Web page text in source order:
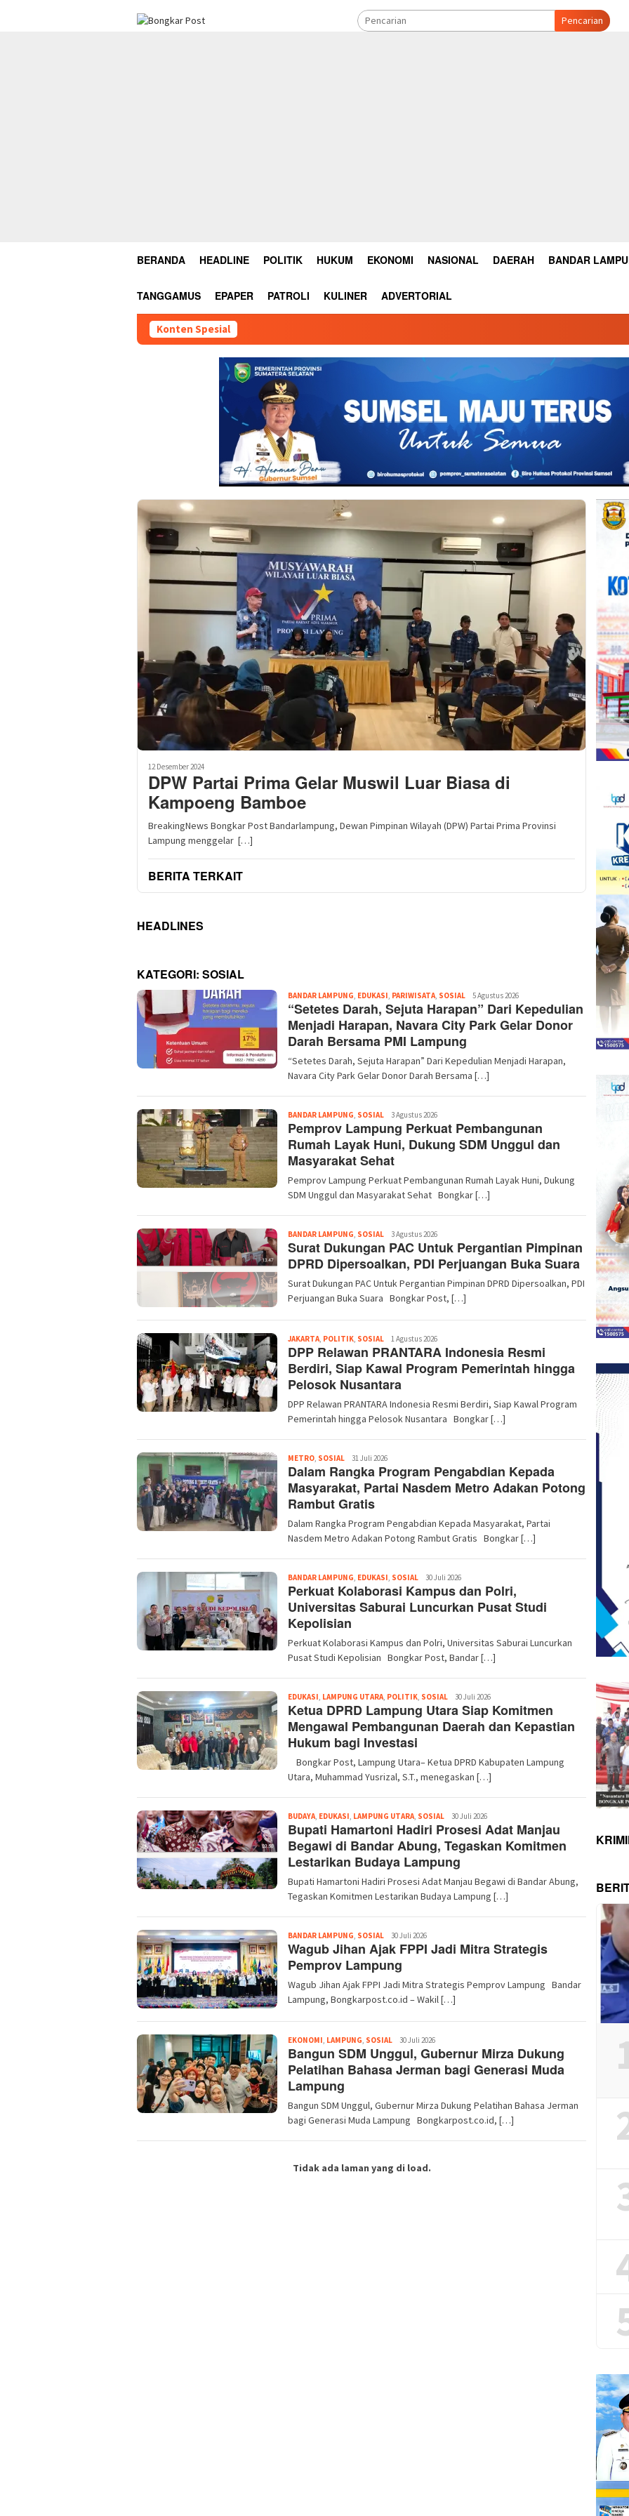
Pencarian
BERANDA HEADLINE POLITIK HUKUM EKONOMI NASIONAL DAERAH BANDAR
TANGGAMUS EPAPER PATROLI KULINER ADVERTORIAL
Konten Spesial
12 Desember 2024
DPW Partai Prima Gelar Muswil Luar Biasa di
Kampoeng Bamboe
BreakingNews Bongkar Post Bandarlampung, Dewan Pimpinan Wilayah (DPW) Partai Prima Provinsi
Lampung menggelar […]
BERITA TERKAIT
HEADLINES
KATEGORI: SOSIAL
BANDAR LAMPUNG, EDUKASI, PARIWISATA, SOSIALRedaksi
5 Agustus 2026
“Setetes Darah, Sejuta Harapan” Dari Kepedulian
Menjadi Harapan, Navara City Park Gelar Donor
Darah Bersama PMI Lampung
“Setetes Darah, Sejuta Harapan” Dari Kepedulian Menjadi Harapan,
Navara City Park Gelar Donor Darah Bersama […]
BANDAR LAMPUNG, SOSIALRedaksi
3 Agustus 2026
Pemprov Lampung Perkuat Pembangunan
Rumah Layak Huni, Dukung SDM Unggul dan
Masyarakat Sehat
Pemprov Lampung Perkuat Pembangunan Rumah Layak Huni, Dukung
SDM Unggul dan Masyarakat Sehat Bongkar […]
BANDAR LAMPUNG, SOSIALRedaksi
3 Agustus 2026
Surat Dukungan PAC Untuk Pergantian Pimpinan
DPRD Dipersoalkan, PDI Perjuangan Buka Suara
Surat Dukungan PAC Untuk Pergantian Pimpinan DPRD Dipersoalkan, PDI
Perjuangan Buka Suara Bongkar Post, […]
JAKARTA, POLITIK, SOSIALRedaksi
1 Agustus 2026
DPP Relawan PRANTARA Indonesia Resmi
Berdiri, Siap Kawal Program Pemerintah hingga
Pelosok Nusantara
DPP Relawan PRANTARA Indonesia Resmi Berdiri, Siap Kawal Program
Pemerintah hingga Pelosok Nusantara Bongkar […]
METRO, SOSIALRedaksi
31 Juli 2026
Dalam Rangka Program Pengabdian Kepada
Masyarakat, Partai Nasdem Metro Adakan Potong
Rambut Gratis
Dalam Rangka Program Pengabdian Kepada Masyarakat, Partai
Nasdem Metro Adakan Potong Rambut Gratis Bongkar […]
BANDAR LAMPUNG, EDUKASI, SOSIALRedaksi
30 Juli 2026
Perkuat Kolaborasi Kampus dan Polri,
Universitas Saburai Luncurkan Pusat Studi
Kepolisian
Perkuat Kolaborasi Kampus dan Polri, Universitas Saburai Luncurkan
Pusat Studi Kepolisian Bongkar Post, Bandar […]
EDUKASI, LAMPUNG UTARA, POLITIK, SOSIALRedaksi
30 Juli 2026
Ketua DPRD Lampung Utara Siap Komitmen
Mengawal Pembangunan Daerah dan Kepastian
Hukum bagi Investasi
Bongkar Post, Lampung Utara– Ketua DPRD Kabupaten Lampung
Utara, Muhammad Yusrizal, S.T., menegaskan […]
BUDAYA, EDUKASI, LAMPUNG UTARA, SOSIALRedaksi
30 Juli 2026
Bupati Hamartoni Hadiri Prosesi Adat Manjau
Begawi di Bandar Abung, Tegaskan Komitmen
Lestarikan Budaya Lampung
Bupati Hamartoni Hadiri Prosesi Adat Manjau Begawi di Bandar Abung,
Tegaskan Komitmen Lestarikan Budaya Lampung […]
BANDAR LAMPUNG, SOSIALRedaksi
30 Juli 2026
Wagub Jihan Ajak FPPI Jadi Mitra Strategis
Pemprov Lampung
Wagub Jihan Ajak FPPI Jadi Mitra Strategis Pemprov Lampung Bandar
Lampung, Bongkarpost.co.id – Wakil […]
EKONOMI, LAMPUNG, SOSIALRedaksi
30 Juli 2026
Bangun SDM Unggul, Gubernur Mirza Dukung
Pelatihan Bahasa Jerman bagi Generasi Muda
Lampung
Bangun SDM Unggul, Gubernur Mirza Dukung Pelatihan Bahasa Jerman
bagi Generasi Muda Lampung Bongkarpost.co.id, […]
Tidak ada laman yang di load.